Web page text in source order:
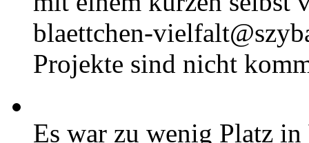
blaettchen-
Projekte sind nicht
Es war zu wenig Platz in